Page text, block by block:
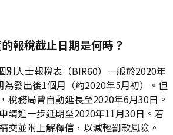
報稅截止日期是何時？
別人士報稅表（BIR60）一般於2020年
發出後1個月（約2020年5月初）。但
稅務局曾自動延長至2020年6月30日。
請進一步延期至2020年11月30日。若
交並附上解釋信，以減輕罰款風險。